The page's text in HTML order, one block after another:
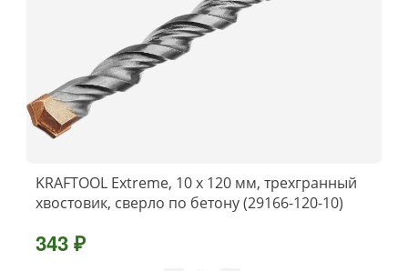
KRAFTOOL Extreme, 10 х 120 мм, трехгранный
хвостовик, сверло по бетону (29166-120-10)
343 ₽